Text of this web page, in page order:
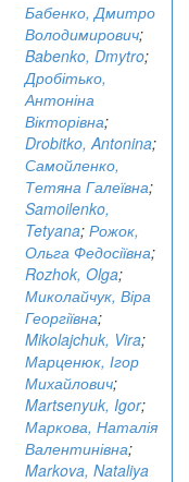
Бабенко, Дмитро
Володимирович;
Babenko, Dmytro;
Дробітько,
Антоніна
Вікторівна;
Drobitko, Antonina;
Самойленко,
Тетяна Галеївна;
Samoilenko,
Tetyana; Рожок,
Ольга Федосіївна;
Rozhok, Olga;
Миколайчук, Віра
Георгіївна;
Mikolajchuk, Vira;
Марценюк, Ігор
Михайлович;
Martsenyuk, Igor;
Маркова, Наталія
Валентинівна;
Markova, Nataliya